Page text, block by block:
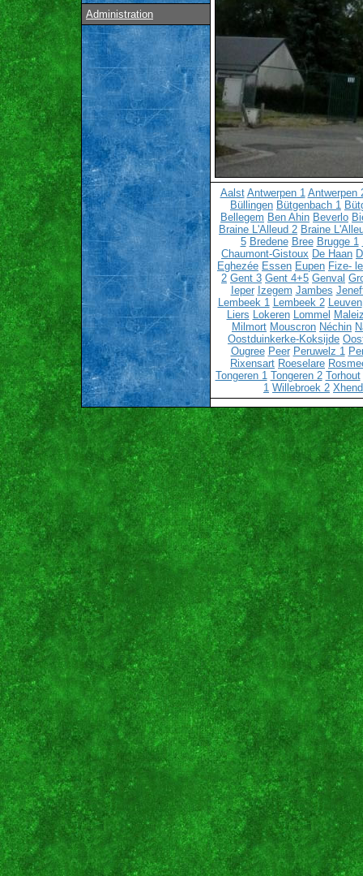
Administration
Aalst Antwerpen 1 Antwerpen
Büllingen Bütgenbach 1
Bellegem Ben Ahin Beverlo
Braine L'Alleud 2 Braine
5 Bredene Bree Brugge 1
Chaumont-Gistoux De Haan
Eghezée Essen Eupen Fize-
2 Gent 3 Gent 4+5 Genval
Ieper Izegem Jambes
Lembeek 1 Lembeek 2 Leuven
Liers Lokeren Lommel
Milmort Mouscron Néchin
Oostduinkerke-Koksijde
Ougree Peer Peruwelz 1
Rixensart Roeselare
Tongeren 1 Tongeren 2 Torhout
1 Willebroek 2